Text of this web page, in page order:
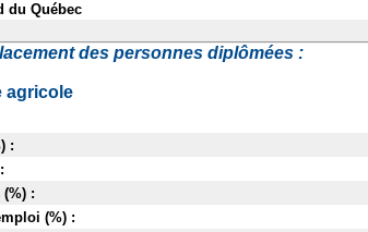
du Québec
des personnes diplômées :
agricole
:
:
(%) :